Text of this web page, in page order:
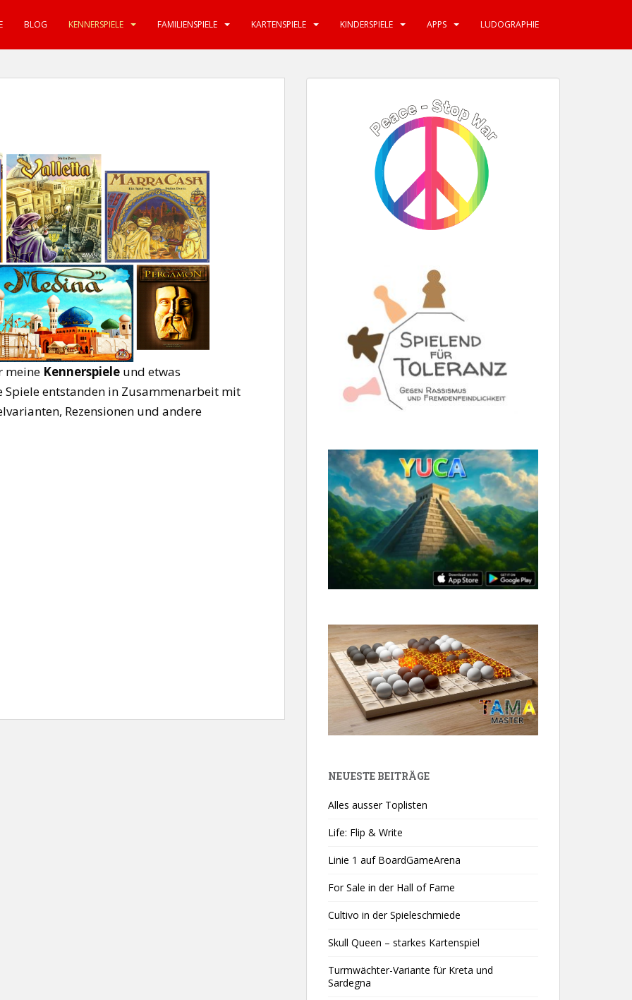
BLOG KENNERSPIELE FAMILIENSPIELE KARTENSPIELE KINDERSPIELE APPS LUDOGRAPHIE
meine Kennerspiele und etwas
entstanden in Zusammenarbeit mit
Rezensionen und andere
NEUESTE BEITRÄGE
Alles ausser Toplisten
Life: Flip & Write
Linie 1 auf BoardGameArena
For Sale in der Hall of Fame
Cultivo in der Spieleschmiede
Skull Queen – starkes Kartenspiel
Turmwächter-Variante für Kreta und
Sardegna